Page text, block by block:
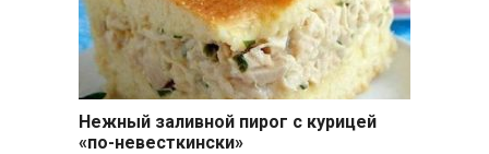
Нежный заливной пирог с курицей
«по-невесткински»